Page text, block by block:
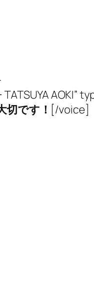
AOKI”
です！ [/voice]